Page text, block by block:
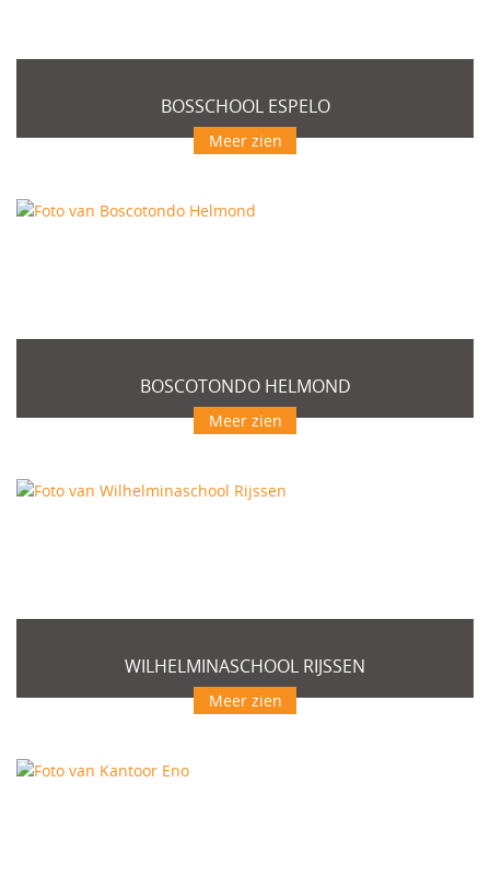
BOSSCHOOL ESPELO
Meer zien
BOSCOTONDO HELMOND
Meer zien
WILHELMINASCHOOL RIJSSEN
Meer zien